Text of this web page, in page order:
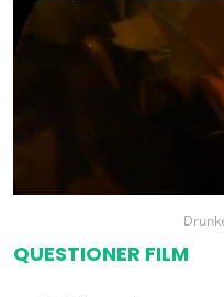
QUESTIONER FILM